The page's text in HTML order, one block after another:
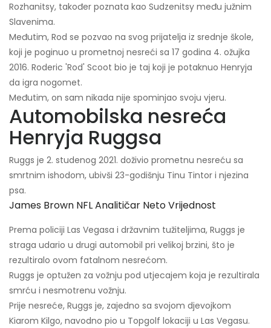
Rozhanitsy, također poznata kao Sudzenitsy među južnim
Slavenima.
Međutim, Rod se pozvao na svog prijatelja iz srednje škole,
koji je poginuo u prometnoj nesreći sa 17 godina 4. ožujka
2016. Roderic 'Rod' Scoot bio je taj koji je potaknuo Henryja
da igra nogomet.
Međutim, on sam nikada nije spominjao svoju vjeru.
Automobilska nesreća
Henryja Ruggsa
Ruggs je 2. studenog 2021. doživio prometnu nesreću sa
smrtnim ishodom, ubivši 23-godišnju Tinu Tintor i njezina
psa.
James Brown NFL Analitičar Neto Vrijednost
Prema policiji Las Vegasa i državnim tužiteljima, Ruggs je
straga udario u drugi automobil pri velikoj brzini, što je
rezultiralo ovom fatalnom nesrećom.
Ruggs je optužen za vožnju pod utjecajem koja je rezultirala
smrću i nesmotrenu vožnju.
Prije nesreće, Ruggs je, zajedno sa svojom djevojkom
Kiarom Kilgo, navodno pio u Topgolf lokaciji u Las Vegasu.